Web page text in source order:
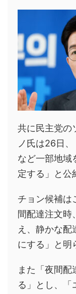
共に民主党の
ノ氏は26日
など一部地域
定する」と公
チョン候補は
間配達注文時
え、静かな配
にする」と明
また「夜間
る」とし、「